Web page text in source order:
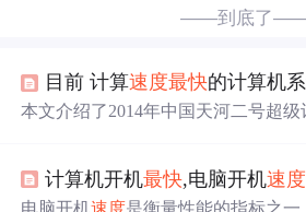
——到底了
目前 计算速度最快的计算机系
本文介绍了2014年中国天河二号超
业竞争情况，以及提升电脑速度的软
计算机开机最快,电脑开机速度
电脑开机速度是衡量性能的指标之一